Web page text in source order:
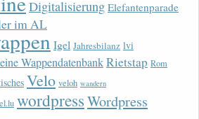
Digitalisierung Elefantenparade
im AL
Igel Jahresbilanz lvi
WappendatenbankRietstap Rom
Velo veloh wandern
wordpressWordpress